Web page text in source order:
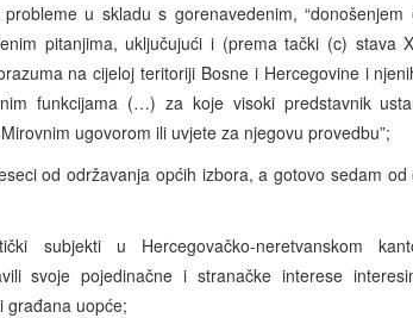
u skladu s gorenavedenim, “donošenjem
pitanjima, uključujući i (prema tački (c) stava
na cijeloj teritoriji Bosne i Hercegovine i
funkcijama (…) za koje visoki predstavnik
ugovorom ili uvjete za njegovu provedbu”;
od održavanja općih izbora, a gotovo sedam od
subjekti u Hercegovačko-neretvanskom
svoje pojedinačne i stranačke interese
građana uopće;